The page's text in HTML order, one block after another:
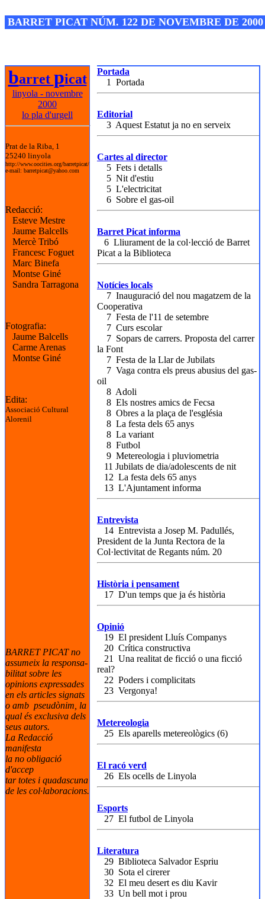
BARRET PICAT NÚM. 122 DE NOVEMBRE DE
barret picat
linyola - novembre
2000
lo pla d'urgell
Prat de la Riba, 1
25240 linyola
http://www.oocities.org/barretpicat/
e-mail: barretpicat@yahoo.com
Redacció:
Esteve Mestre
Jaume Balcells
Mercè Tribó
Francesc Foguet
Marc Binefa
Montse Giné
Sandra Tarragona
Fotografia:
Jaume Balcells
Carme Arenas
Montse Giné
Edita:
Associació Cultural
Alorenil
BARRET PICAT no
assumeix la responsa-
bilitat sobre les
opinions expressades
en els articles signats
o amb pseudònim, la
qual és exclusiva dels
seus autors.
La Redacció
manifesta
la no obligació
d'accep
tar totes i quadascuna
de les col·laboracions.
Portada
1 Portada
Editorial
3 Aquest Estatut ja no en serveix
Cartes al director
5 Fets i detalls
5 Nit d'estiu
5 L'electricitat
6 Sobre el gas-oil
Barret Picat informa
6 Lliurament de la col·lecció de Barret
Picat a la Biblioteca
Notícies locals
7 Inauguració del nou magatzem de la
Cooperativa
7 Festa de l'11 de setembre
7 Curs escolar
7 Sopars de carrers. Proposta del carrer
la Font
7 Festa de la Llar de Jubilats
7 Vaga contra els preus abusius del gas-
oil
8 Adoli
8 Els nostres amics de Fecsa
8 Obres a la plaça de l'església
8 La festa dels 65 anys
8 La variant
8 Futbol
9 Metereologia i pluviometria
11 Jubilats de dia/adolescents de nit
12 La festa dels 65 anys
13 L'Ajuntament informa
Entrevista
14 Entrevista a Josep M. Padullés,
President de la Junta Rectora de la
Col·lectivitat de Regants núm. 20
Història i pensament
17 D'un temps que ja és història
Opinió
19 El president Lluís Companys
20 Crítica constructiva
21 Una realitat de ficció o una ficció
real?
22 Poders i complicitats
23 Vergonya!
Metereologia
25 Els aparells metereològics (6)
El racó verd
26 Els ocells de Linyola
Esports
27 El futbol de Linyola
Literatura
29 Biblioteca Salvador Espriu
30 Sota el cirerer
32 El meu desert es diu Kavir
33 Un bell mot i prou